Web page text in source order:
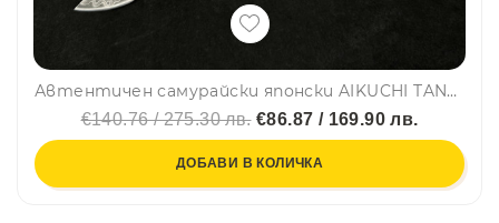
Автентичен самурайски японски AIKUCHI TANTO DAMASKUS нож от дамаска стомана VG10/60 слоя, фултанг, дръжка и кания махагон
€140.76 / 275.30 лв.€86.87 / 169.90 лв.
ДОБАВИ В КОЛИЧКА